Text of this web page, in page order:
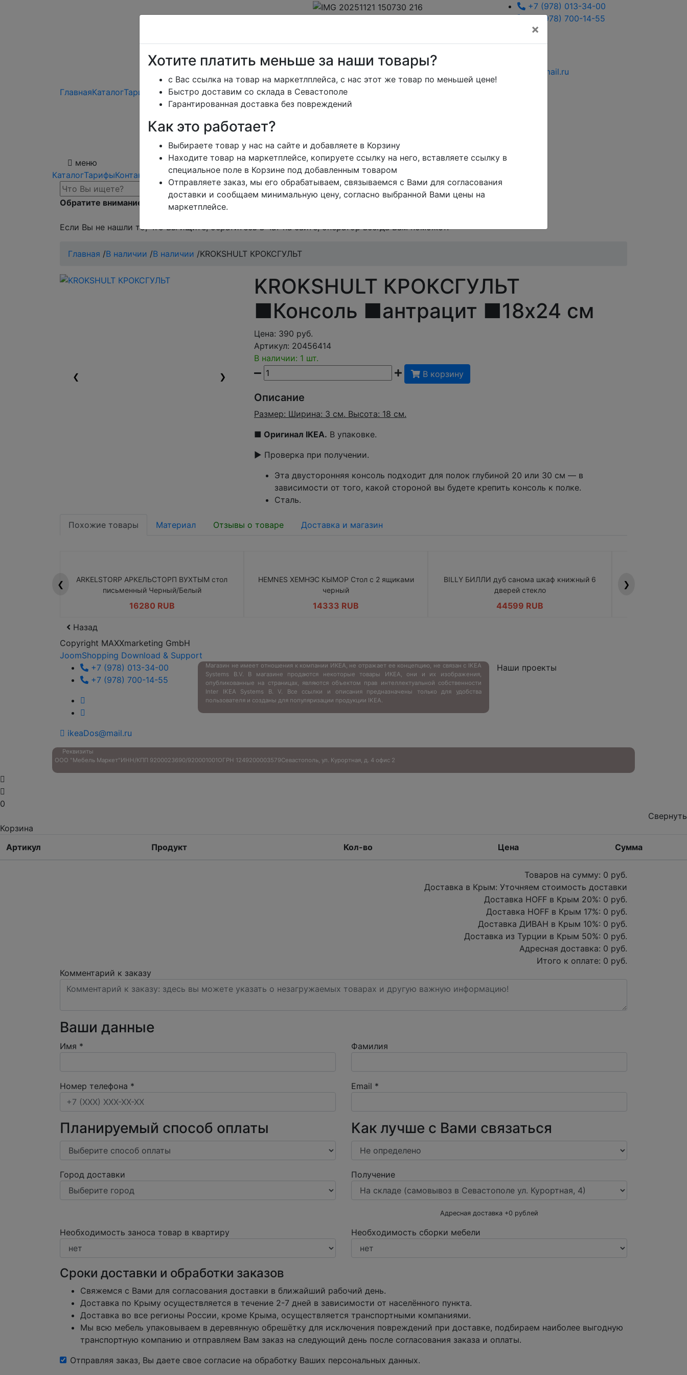
+7 (978) 013-34-00
+7 (978) 700-14-55
ikeaDos@mail.ru
ГлавнаяКаталогТарифы Помощь
Отзывы
Сроки доставки
Обмен и возврат
Блог
Заказать юр.лицу
Контакты
режим работы
Корзина0
меню
КаталогТарифыКонтакты режим работы
Обратите внимание! Поиск работает только по товарам, которые есть в базе сайта.
Если Вы не нашли то, что Вы ищите, обратитесь в чат на сайте, оператор всегда Вам поможет.
Главная /В наличии /В наличии /KROKSHULT КРОКСГУЛЬТ
❮ ❯
KROKSHULT КРОКСГУЛЬТ
■Консоль ■антрацит ■18x24 см
Цена: 390 руб.
Артикул: 20456414
В наличии: 1 шт.
В корзину
Описание
Размер: Ширина: 3 см. Высота: 18 см.
■ Оригинал IKEA. В упаковке.
▶ Проверка при получении.
Эта двусторонняя консоль подходит для полок глубиной 20 или 30 см — в
зависимости от того, какой стороной вы будете крепить консоль к полке.
Сталь.
Похожие товары Материал Отзывы о товаре Доставка и магазин
❮
ARKELSTORP АРКЕЛЬСТОРП ВУХТЫМ стол
письменный Черный/Белый
16280 RUB
HEMNES ХЕМНЭС КЫМОР Стол c 2 ящиками
черный
14333 RUB
BILLY БИЛЛИ дуб санома шкаф книжный 6
дверей стекло
44599 RUB
❯
Назад
Copyright MAXXmarketing GmbH
JoomShopping Download & Support
+7 (978) 013-34-00
+7 (978) 700-14-55
ikeaDos@mail.ru
Магазин не имеет отношения к компании ИКЕА, не отражает ее концепцию, не связан с IKEA
Systems B.V. В магазине продаются некоторые товары ИКЕА, они и их изображения,
опубликованные на страницах, являются объектом прав интеллектуальной собственности
Inter IKEA Systems B. V. Все ссылки и описания предназначены только для удобства
пользователя и созданы для популяризации продукции IKEA.
Наши проекты
Реквизиты
ООО "Мебель Маркет"ИНН/КПП 9200023690/920001001ОГРН 1249200003579Севастополь, ул. Курортная, д. 4 офис 2
0
Свернуть
Корзина
Артикул
Продукт Кол-во Цена Сумма
Товаров на сумму: 0 руб.
Доставка в Крым: Уточняем стоимость доставки
Доставка HOFF в Крым 20%: 0 руб.
Доставка HOFF в Крым 17%: 0 руб.
Доставка ДИВАН в Крым 10%: 0 руб.
Доставка из Турции в Крым 50%: 0 руб.
Адресная доставка: 0 руб.
Итого к оплате: 0 руб.
Комментарий к заказу
Ваши данные
Имя * Фамилия
Номер телефона * Email *
Планируемый способ оплаты Как лучше с Вами связаться
Город доставки Получение
Адресная доставка +0 рублей
Необходимость заноса товар в квартиру Необходимость сборки мебели
Сроки доставки и обработки заказов
Свяжемся с Вами для согласования доставки в ближайший рабочий день.
Доставка по Крыму осуществляется в течение 2-7 дней в зависимости от населённого пункта.
Доставка во все регионы России, кроме Крыма, осуществляется транспортными компаниями.
Мы всю мебель упаковываем в деревянную обрешётку для исключения повреждений при доставке, подбираем наиболее выгодную
транспортную компанию и отправляем Вам заказ на следующий день после согласования заказа и оплаты.
Отправляя заказ, Вы даете свое согласие на обработку Ваших персональных данных.
×
Хотите платить меньше за наши товары?
с Вас ссылка на товар на маркетлплейса, с нас этот же товар по меньшей цене!
Быстро доставим со склада в Севастополе
Гарантированная доставка без повреждений
Как это работает?
Выбираете товар у нас на сайте и добавляете в Корзину
Находите товар на маркетплейсе, копируете ссылку на него, вставляете ссылку в
специальное поле в Корзине под добавленным товаром
Отправляете заказ, мы его обрабатываем, связываемся с Вами для согласования
доставки и сообщаем минимальную цену, согласно выбранной Вами цены на
маркетплейсе.